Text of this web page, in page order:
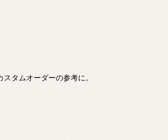
タムオーダーの参考に。